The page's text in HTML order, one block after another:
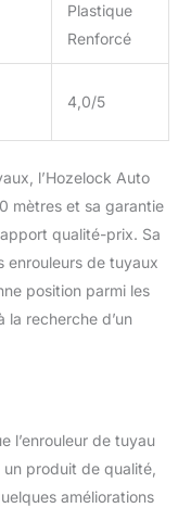
Plastique
Renforcé
4,0/5
l’Hozelock Auto
mètres et sa garantie
qualité-prix. Sa
enrouleurs de tuyaux
position parmi les
la recherche d’un
l’enrouleur de tuyau
produit de qualité,
améliorations